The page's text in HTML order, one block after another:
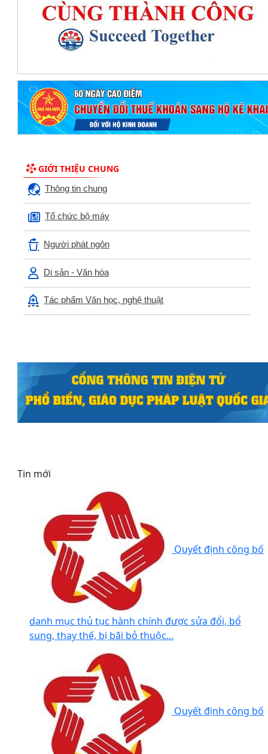
GIỚI THIỆU CHUNG
Thông tin chung
Tổ chức bộ máy
Người phát ngôn
Di sản - Văn hóa
Tác phẩm Văn học, nghệ thuật
danh mục thủ tục hành chính được sửa đổi, bổ
sung, thay thế, bị bãi bỏ thuộc...